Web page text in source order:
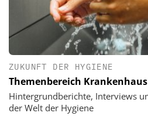
ZUKUNFT DER HYGIENE
Themenbereich
Hintergrundberichte, Interviews
der Welt der Hygiene